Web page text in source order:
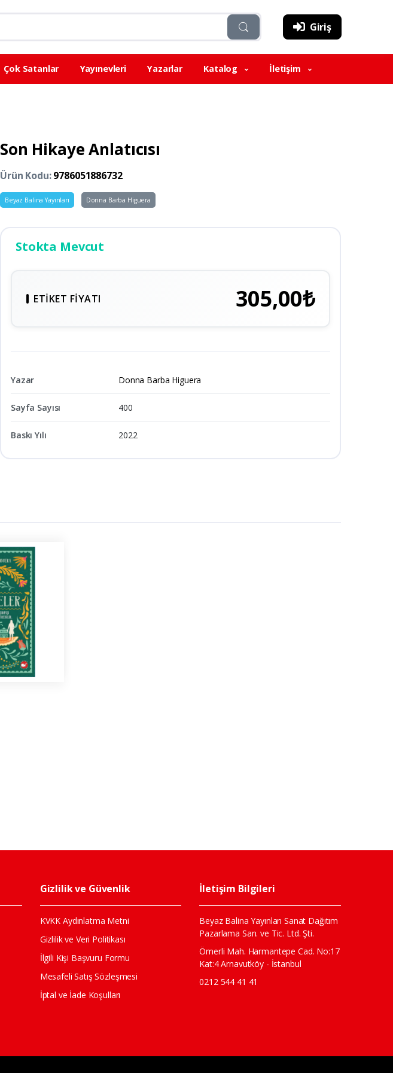
Giriş
Çok Satanlar Yayınevleri Yazarlar Katalog İletişim
Son Hikaye Anlatıcısı
Ürün Kodu:9786051886732
Beyaz Balina Yayınları Donna Barba Higuera
Stokta Mevcut
ETIKET FIYATI 305,00₺
Yazar Donna Barba Higuera
Sayfa Sayısı 400
Baskı Yılı 2022
Gizlilik ve Güvenlik
KVKK Aydınlatma Metni
Gizlilik ve Veri Politikası
İlgili Kişi Başvuru Formu
Mesafeli Satış Sözleşmesi
İptal ve İade Koşulları
İletişim Bilgileri
Beyaz Balina Yayınları Sanat Dağıtım
Pazarlama San. ve Tic. Ltd. Şti.
Ömerli Mah. Harmantepe Cad. No:17
Kat:4 Arnavutköy - İstanbul
0212 544 41 41